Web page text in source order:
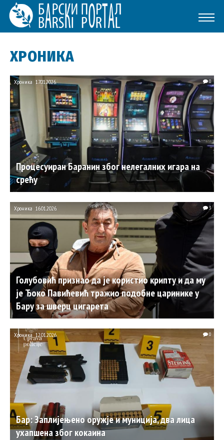
ХРОНИКА
Процесуиран Барaнин због нелегалних игара на
срећу
Хроника 17.01.2026. 0
Голубовић признао да је користио крипту и да му
је Ђоко Павићевић тражио подобне царинике у
Бару за шверц цигарета
Хроника 16.01.2026. 3
Бар: Заплијењено оружје и муниција, два лица
ухапшена због кокаина
Хроника 12.01.2026. 0